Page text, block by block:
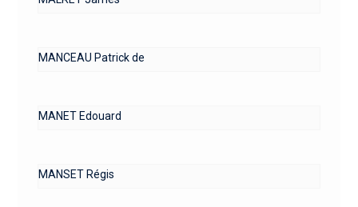
MANCEAU Patrick de
MANET Edouard
MANSET Régis